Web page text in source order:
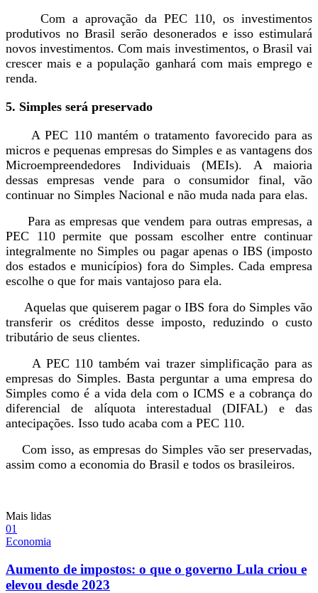
Com a aprovação da PEC 110, os investimentos
produtivos no Brasil serão desonerados e isso estimulará
novos investimentos. Com mais investimentos, o Brasil vai
crescer mais e a população ganhará com mais emprego e
renda.
5. Simples será preservado
A PEC 110 mantém o tratamento favorecido para as
micros e pequenas empresas do Simples e as vantagens dos
Microempreendedores Individuais (MEIs). A maioria
dessas empresas vende para o consumidor final, vão
continuar no Simples Nacional e não muda nada para elas.
Para as empresas que vendem para outras empresas, a
PEC 110 permite que possam escolher entre continuar
integralmente no Simples ou pagar apenas o IBS (imposto
dos estados e municípios) fora do Simples. Cada empresa
escolhe o que for mais vantajoso para ela.
Aquelas que quiserem pagar o IBS fora do Simples vão
transferir os créditos desse imposto, reduzindo o custo
tributário de seus clientes.
A PEC 110 também vai trazer simplificação para as
empresas do Simples. Basta perguntar a uma empresa do
Simples como é a vida dela com o ICMS e a cobrança do
diferencial de alíquota interestadual (DIFAL) e das
antecipações. Isso tudo acaba com a PEC 110.
Com isso, as empresas do Simples vão ser preservadas,
assim como a economia do Brasil e todos os brasileiros.
Mais lidas
01
Economia
Aumento de impostos: o que o governo Lula criou e
elevou desde 2023